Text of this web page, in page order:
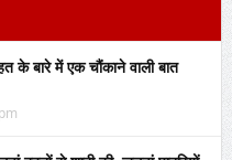
के बारे में एक चौंकाने वाली बात